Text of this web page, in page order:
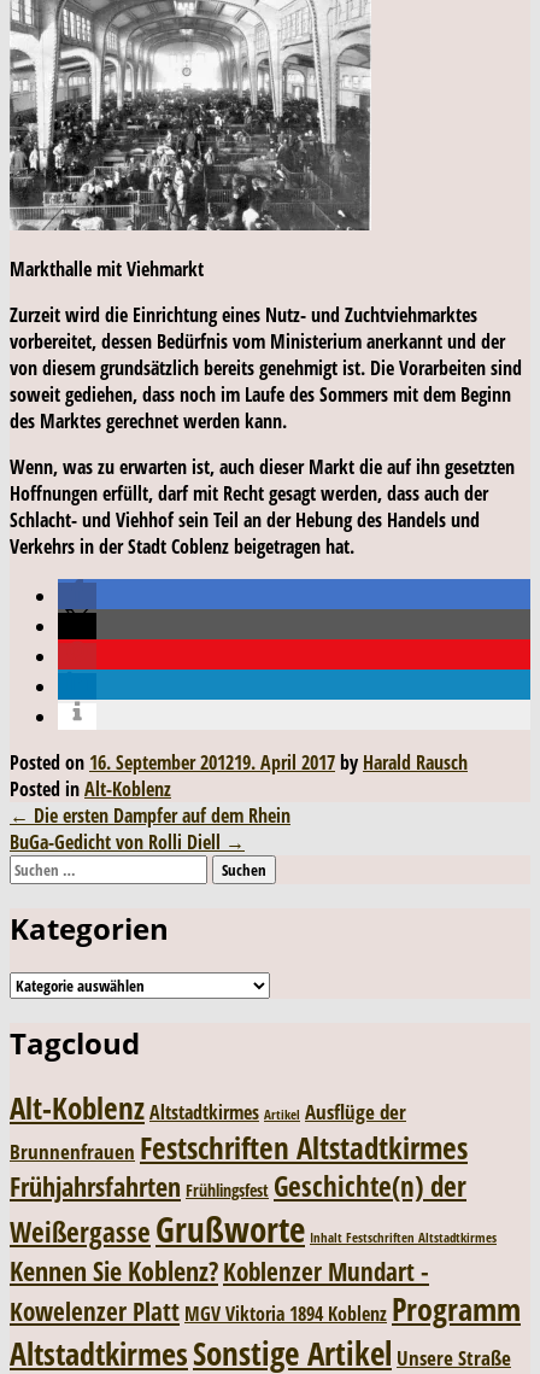
Markthalle mit Viehmarkt
Zurzeit wird die Einrichtung eines Nutz- und Zuchtviehmarktes
vorbereitet, dessen Bedürfnis vom Ministerium anerkannt und der
von diesem grundsätzlich bereits genehmigt ist. Die Vorarbeiten sind
soweit gediehen, dass noch im Laufe des Sommers mit dem Beginn
des Marktes gerechnet werden kann.
Wenn, was zu erwarten ist, auch dieser Markt die auf ihn gesetzten
Hoffnungen erfüllt, darf mit Recht gesagt werden, dass auch der
Schlacht- und Viehhof sein Teil an der Hebung des Handels und
Verkehrs in der Stadt Coblenz beigetragen hat.
Posted on 16. September 201219. April 2017by Harald Rausch
Posted inAlt-Koblenz
Post
navigation
← Die ersten Dampfer auf dem Rhein
BuGa-Gedicht von Rolli Diell →
Suchen
nach:
Kategorien
Kategorien
Tagcloud
Alt-KoblenzAltstadtkirmes Artikel Ausflüge der
Brunnenfrauen Festschriften Altstadtkirmes
Frühjahrsfahrten Frühlingsfest Geschichte(n) der
WeißergasseGrußworte Inhalt Festschriften Altstadtkirmes
Kennen Sie Koblenz?Koblenzer Mundart -
Kowelenzer Platt MGV Viktoria 1894 Koblenz Programm
AltstadtkirmesSonstige Artikel Unsere Straße